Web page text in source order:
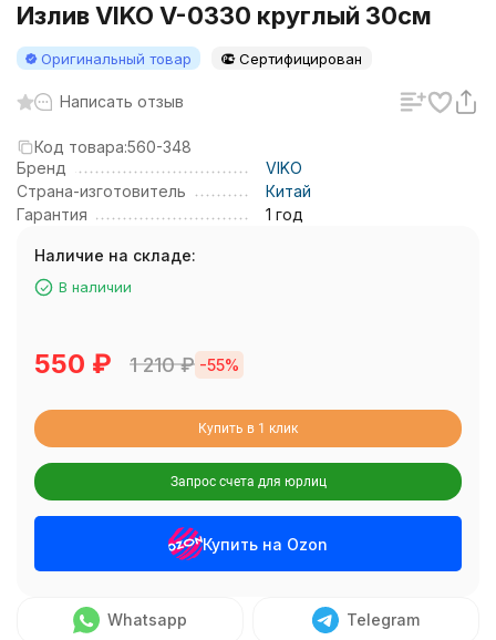
Излив VIKO V-0330 круглый 30см
Оригинальный товар Сертифицирован
Написать отзыв
Код товара:560-348
Бренд
VIKO
Страна-изготовитель
Китай
Гарантия
1 год
Наличие на складе:
В наличии
550 ₽ 1 210₽ -55%
Купить в 1 клик
Запрос счета для юрлиц
Купить на Ozon
Whatsapp Telegram